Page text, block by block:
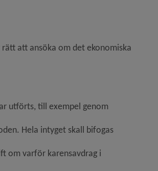
att ansöka om det ekonomiska
utförts, till exempel genom
Hela intyget skall bifogas
om varför karensavdrag i